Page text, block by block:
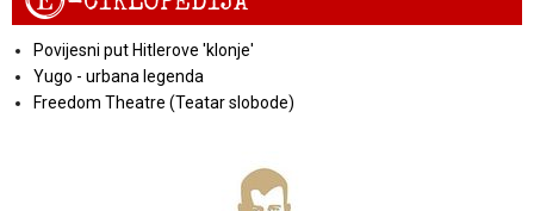
Povijesni put Hitlerove 'klonje'
Yugo - urbana legenda
Freedom Theatre (Teatar slobode)